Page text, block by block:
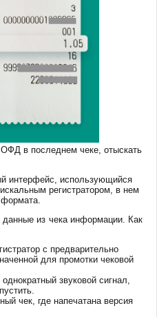
в последнем чеке, отыскать
интерфейс, использующийся
регистратором, в нем
из чека информации. Как
с предварительно
для промотки чековой
звуковой сигнал,
чек, где напечатана версия